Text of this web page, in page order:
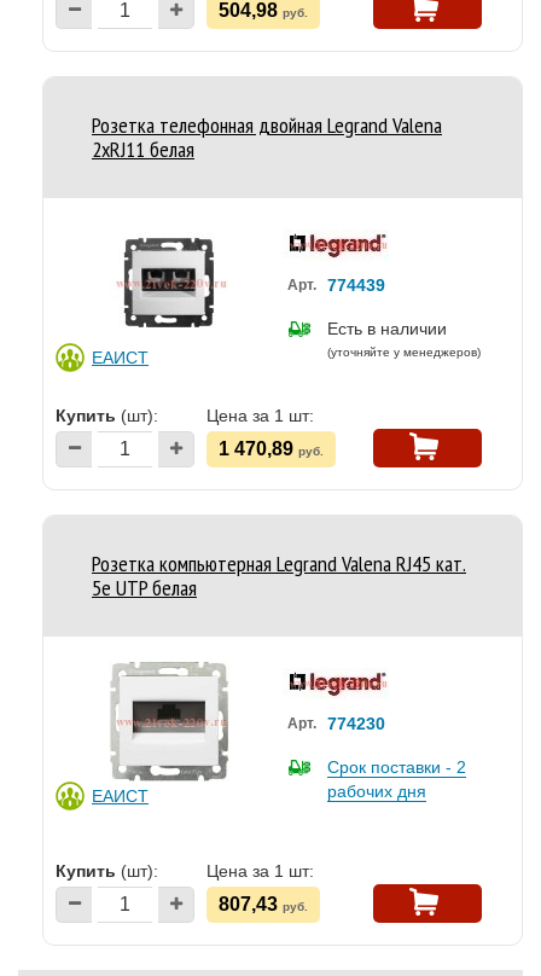
504,98 руб.
Розетка телефонная двойная Legrand Valena
2хRJ11 белая
ЕАИСТ
Арт. 774439
Есть в наличии
(уточняйте у менеджеров)
Купить (шт): Цена за 1 шт:
1 470,89 руб.
Розетка компьютерная Legrand Valena RJ45 кат.
5e UTP белая
ЕАИСТ
Арт. 774230
Срок поставки - 2
рабочих дня
Купить (шт): Цена за 1 шт:
807,43 руб.